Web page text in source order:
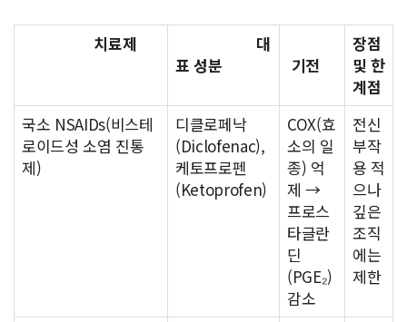
치료제
대
표 성분
기전
장점
및 한
계점
국소 NSAIDs(비스테
로이드성 소염 진통
제)
디클로페낙
(Diclofenac),
케토프로펜
(Ketoprofen)
COX(효
소의 일
종) 억
제 →
프로스
타글란
딘
(PGE₂)
감소
전신
부작
용 적
으나
깊은
조직
에는
제한